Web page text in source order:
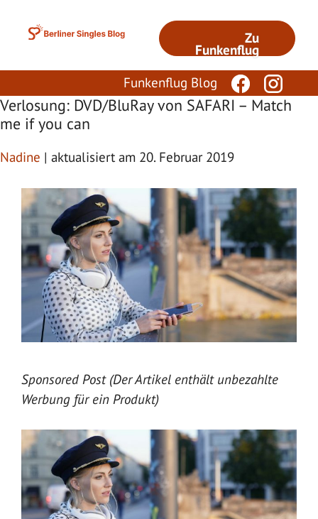
Inhalt
Zu
Funkenflug
Funkenflug Blog
Verlosung: DVD/BluRay von SAFARI – Match
me if you can
Nadine | aktualisiert am 20. Februar 2019
Sponsored Post (Der Artikel enthält unbezahlte
Werbung für ein Produkt)